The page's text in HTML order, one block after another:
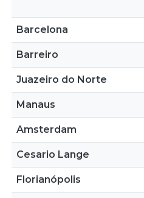
Barcelona
Barreiro
Juazeiro do Norte
Manaus
Amsterdam
Cesario Lange
Florianópolis